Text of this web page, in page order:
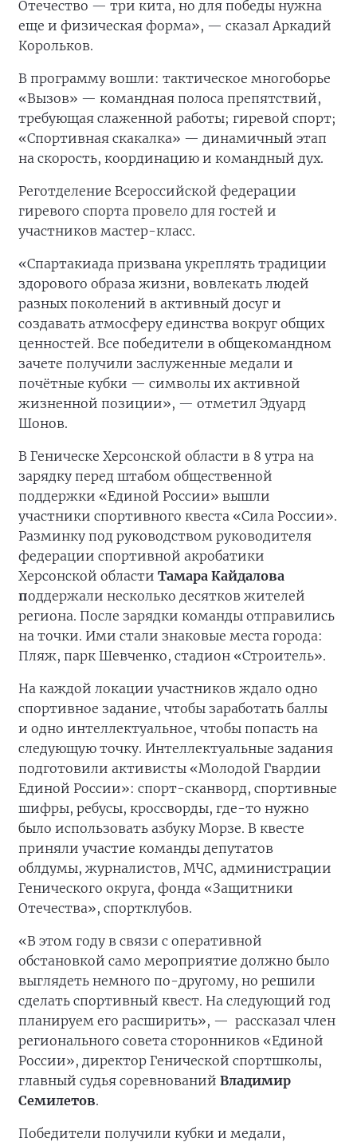
Отечество — три кита, но для победы нужна
еще и физическая форма», — сказал Аркадий
Корольков.
В программу вошли: тактическое многоборье
«Вызов» — командная полоса препятствий,
требующая слаженной работы; гиревой спорт;
«Спортивная скакалка» — динамичный этап
на скорость, координацию и командный дух.
Реготделение Всероссийской федерации
гиревого спорта провело для гостей и
участников мастер-класс.
«Спартакиада призвана укреплять традиции
здорового образа жизни, вовлекать людей
разных поколений в активный досуг и
создавать атмосферу единства вокруг общих
ценностей. Все победители в общекомандном
зачете получили заслуженные медали и
почётные кубки — символы их активной
жизненной позиции», — отметил Эдуард
Шонов.
В Геническе Херсонской области в 8 утра на
зарядку перед штабом общественной
поддержки «Единой России» вышли
участники спортивного квеста «Сила России».
Разминку под руководством руководителя
федерации спортивной акробатики
Херсонской области Тамара Кайдалова
поддержали несколько десятков жителей
региона. После зарядки команды отправились
на точки. Ими стали знаковые места города:
Пляж, парк Шевченко, стадион «Строитель».
На каждой локации участников ждало одно
спортивное задание, чтобы заработать баллы
и одно интеллектуальное, чтобы попасть на
следующую точку. Интеллектуальные задания
подготовили активисты «Молодой Гвардии
Единой России»: спорт-сканворд, спортивные
шифры, ребусы, кроссворды, где-то нужно
было использовать азбуку Морзе. В квесте
приняли участие команды депутатов
облдумы, журналистов, МЧС, администрации
Генического округа, фонда «Защитники
Отечества», спортклубов.
«В этом году в связи с оперативной
обстановкой само мероприятие должно было
выглядеть немного по-другому, но решили
сделать спортивный квест. На следующий год
планируем его расширить», — рассказал член
регионального совета сторонников «Единой
России», директор Генической спортшколы,
главный судья соревнований Владимир
Семилетов.
Победители получили кубки и медали,